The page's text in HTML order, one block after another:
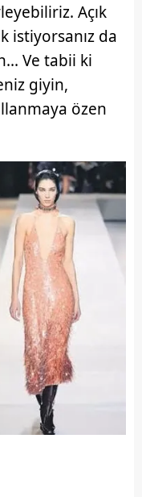
Açık
istiyorsanız da
Ve tabii ki
giyin,
özen